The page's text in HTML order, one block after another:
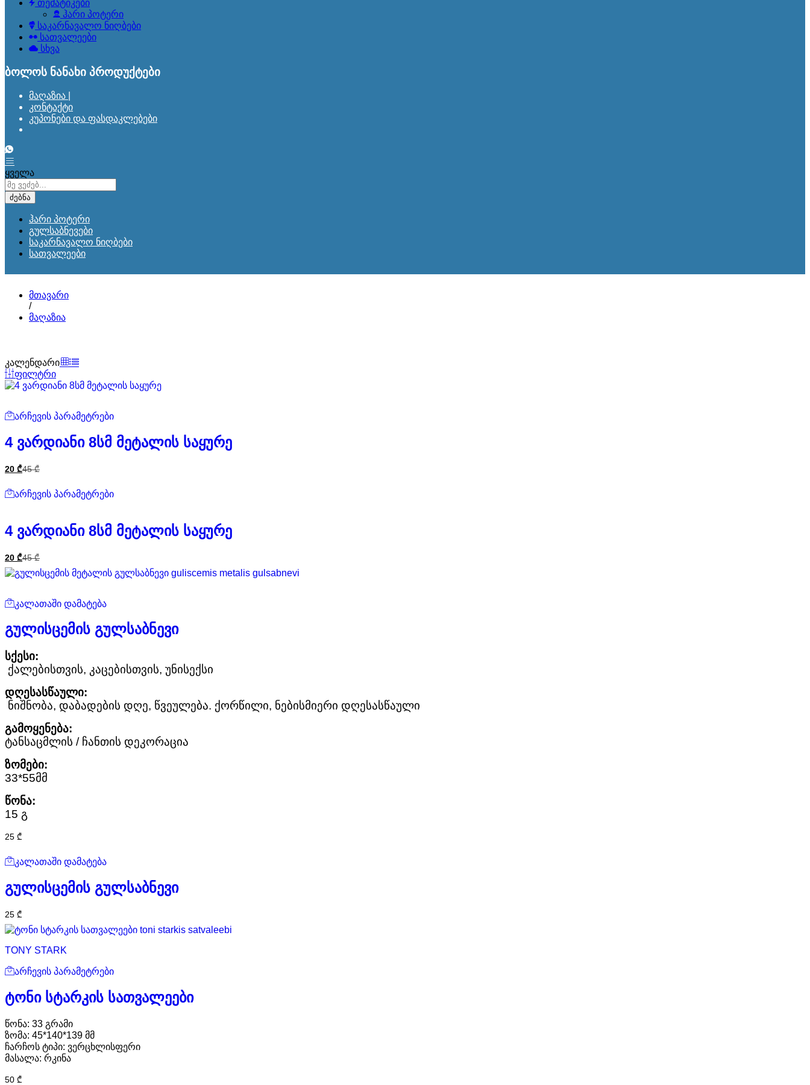
თემატიკები
ჰარი პოტერი
საკარნავალო ნიღბები
სათვალეები
სხვა
ბოლოს ნანახი პროდუქტები
მაღაზია |
კონტაქტი
კუპონები და ფასდაკლებები
ყველა
ძებნა
ჰარი პოტერი
გულსაბნევები
საკარნავალო ნიღბები
სათვალეები
მთავარი
/
მაღაზია
კალენდარი
ფილტრი
არჩევის პარამეტრები
4 ვარდიანი 8სმ მეტალის საყურე
20 ₾45₾
არჩევის პარამეტრები
4 ვარდიანი 8სმ მეტალის საყურე
20 ₾45₾
კალათაში დამატება
გულისცემის გულსაბნევი
სქესი:
ქალებისთვის, კაცებისთვის, უნისექსი
დღესასწაული:
ნიშნობა, დაბადების დღე, წვეულება. ქორწილი, ნებისმიერი დღესასწაული
გამოყენება:
ტანსაცმლის / ჩანთის დეკორაცია
ზომები:
33*55მმ
წონა:
15 გ
25 ₾
კალათაში დამატება
გულისცემის გულსაბნევი
25 ₾
TONY STARK
არჩევის პარამეტრები
ტონი სტარკის სათვალეები
წონა: 33 გრამი
ზომა: 45*140*139 მმ
ჩარჩოს ტიპი: ვერცხლისფერი
მასალა: რკინა
50 ₾